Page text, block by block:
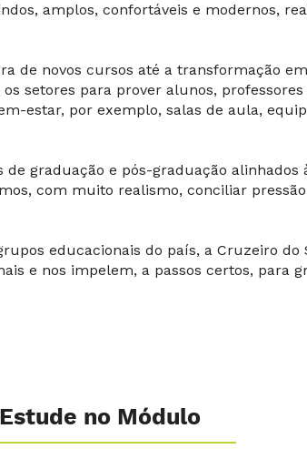
amplos, confortáveis e modernos,
de novos cursos até a transformação
setores para prover alunos,
estar, por exemplo, salas de aula,
graduação e pós-graduação alinhados
com muito realismo, conciliar
educacionais do país, a Cruzeiro do
e nos impelem, a passos certos, para
Estude no Módulo